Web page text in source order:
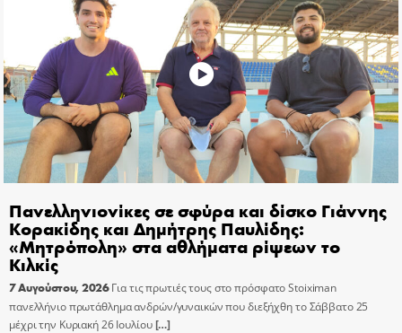
Πανελληνιονίκες σε σφύρα και δίσκο Γιάννης
Κορακίδης και Δημήτρης Παυλίδης:
«Μητρόπολη» στα αθλήματα ρίψεων το
Κιλκίς
7 Αυγούστου, 2026 Για τις πρωτιές τους στο πρόσφατο Stoiximan
πανελλήνιο πρωτάθλημα ανδρών/γυναικών που διεξήχθη το Σάββατο 25
μέχρι την Κυριακή 26 Ιουλίου[…]